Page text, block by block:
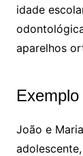
idade
aparelhos
João e